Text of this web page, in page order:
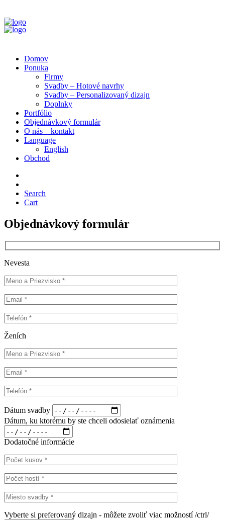
Domov
Ponuka
Firmy
Svadby – Hotové navrhy
Svadby – Personalizovaný dizajn
Doplnky
Portfólio
Objednávkový formulár
O nás – kontakt
Language
English
Obchod
Search
Cart
Objednávkový formulár
Nevesta
Ženích
Dátum svadby
Dátum, ku ktorému by ste chceli odosielať oznámenia
Dodatočné informácie
Vyberte si preferovaný dizajn - môžete zvoliť viac možností /ctrl/